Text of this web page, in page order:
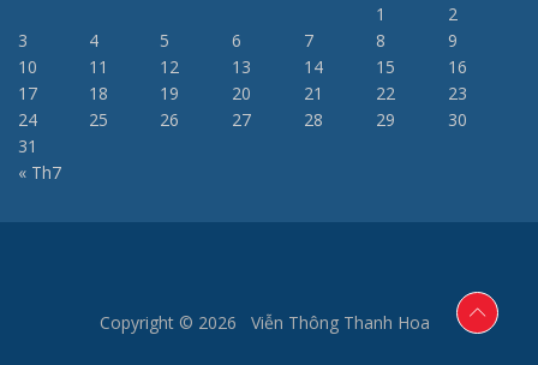
1
2
3
4 5 6 7 8
9
10
11 12 13 14 15
16
17
18 19 20 21 22
23
24
25 26 27 28 29
30
31
« Th7
Copyright © 2026 Viễn Thông Thanh Hoa